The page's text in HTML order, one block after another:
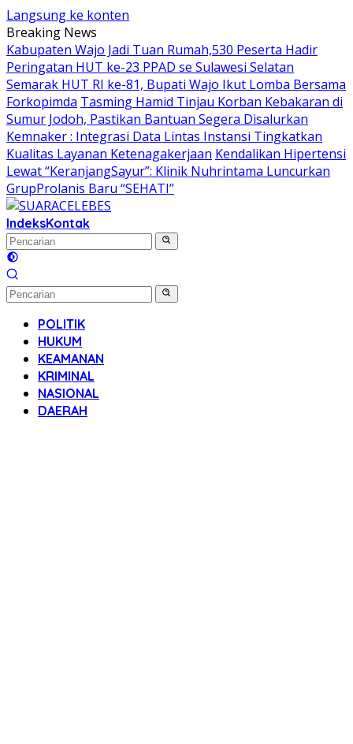
Langsung ke konten
Breaking News
Kabupaten Wajo Jadi Tuan Rumah,530 Peserta Hadir
Peringatan HUT ke-23 PPAD se Sulawesi Selatan
Semarak HUT RI ke-81, Bupati Wajo Ikut Lomba Bersama
Forkopimda Tasming Hamid Tinjau Korban Kebakaran di
Sumur Jodoh, Pastikan Bantuan Segera Disalurkan
Kemnaker : Integrasi Data Lintas Instansi Tingkatkan
Kualitas Layanan Ketenagakerjaan Kendalikan Hipertensi
Lewat “KeranjangSayur”: Klinik Nuhrintama Luncurkan
GrupProlanis Baru “SEHATI”
IndeksKontak
POLITIK
HUKUM
KEAMANAN
KRIMINAL
NASIONAL
DAERAH